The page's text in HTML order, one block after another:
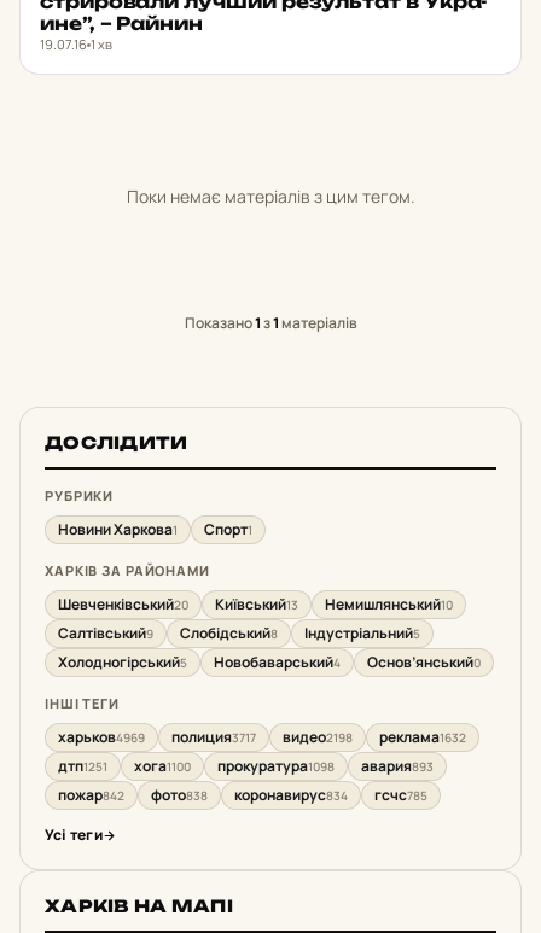
и­не”, – Райнин
19.07.16 1 хв
Поки немає матеріалів з цим тегом.
Показано1з1матеріалів
ДОСЛІДИТИ
РУБРИКИ
Новини Харкова1 Спорт1
ХАРКІВ ЗА РАЙОНАМИ
Шевченківський20 Київський13 Немишлянський10
Салтівський9 Слобідський8 Індустріальний5
Холодногірський5 Новобаварський4 Основ’янський0
ІНШІ ТЕГИ
харьков4969 полиция3717 видео2198 реклама1632
дтп1251 хога1100 прокуратура1098 авария893
пожар842 фото838 коронавирус834 гсчс785
Усі теги
ХАРКІВ НА МАПІ